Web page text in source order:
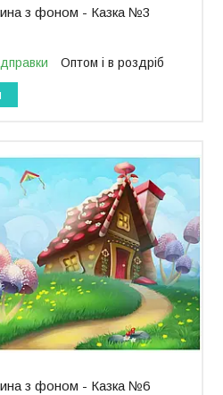
з фоном - Казка №3
Оптом і в роздріб
з фоном - Казка №6